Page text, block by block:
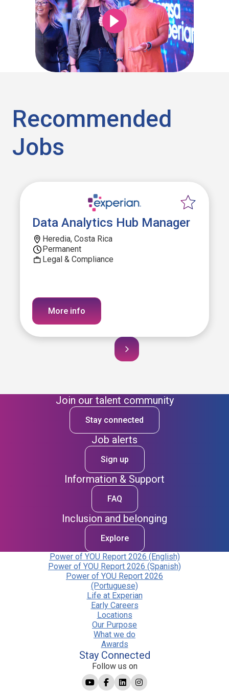
Recommended
Jobs
Data Analytics Hub Manager
Heredia, Costa Rica
Permanent
Legal & Compliance
More info
Join our talent community
Stay connected
Job alerts
Sign up
Information & Support
FAQ
Inclusion and belonging
Explore
Power of YOU Report 2026 (English)
Power of YOU Report 2026 (Spanish)
Power of YOU Report 2026
(Portuguese)
Life at Experian
Early Careers
Locations
Our Purpose
What we do
Awards
Stay Connected
Follow us on